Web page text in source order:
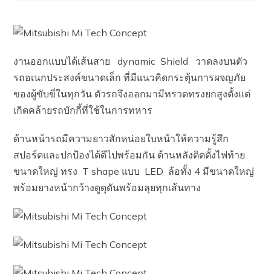
งานออกแบบได้เส้นสาย dynamic Shield วาดลงบนตัว
รถอเนกประสงค์ขนาดเล็ก ที่มีแนวคิดกระตุ้นการผจญภัย
ของผู้ขับขี่ในทุกวัน ตัวรถจึงออกมามีทรวดทรงยกสูงตั้งแต่
เกิดคล้ายรถบักกี้ที่ใช้ในการทหาร
ด้านหน้ารถมีความยาวสักหน่อยใบหน้าให้ความรู้สึก
สปอร์ตและปกป้องได้ดีไปพร้อมกัน ด้านหลังติดตั้งไฟท้าย
ขนาดใหญ่ ทรง T shape แบบ LED ล้อทั้ง 4 มีขนาดใหญ่
พร้อมยางหน้ากว้างดูดุดันพร้อมลุยทุกเส้นทาง